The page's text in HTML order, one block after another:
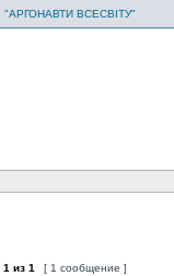
"АРГОНАВТИ ВСЕСВІТУ"
1 из 1 [ 1 сообщение ]